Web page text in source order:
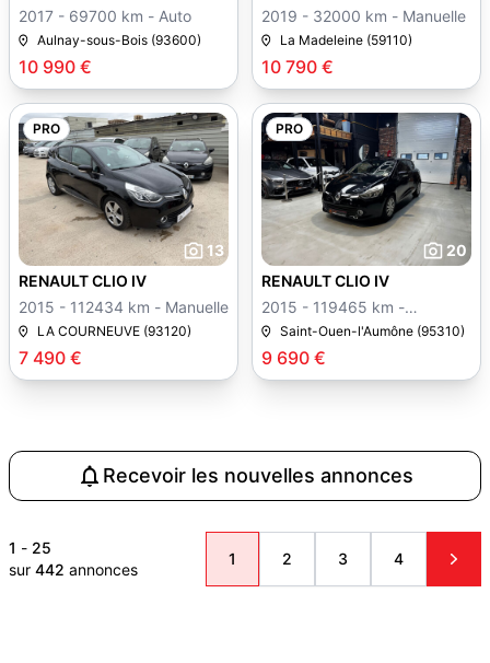
10 990 €
2017 - 69700 km - Auto
Aulnay-sous-Bois (93600)
10 790 €
2019 - 32000 km - Manuelle
La Madeleine (59110)
PRO
13
7 490 €
RENAULT CLIO IV
2015 - 112434 km - Manuelle
LA COURNEUVE (93120)
PRO
20
9 690 €
RENAULT CLIO IV
2015 - 119465 km -
Manuelle
Saint-Ouen-l'Aumône (95310)
Recevoir les nouvelles annonces
1 - 25
sur 442 annonces
1 2 3 4